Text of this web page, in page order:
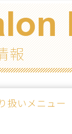
報
扱いメニュー